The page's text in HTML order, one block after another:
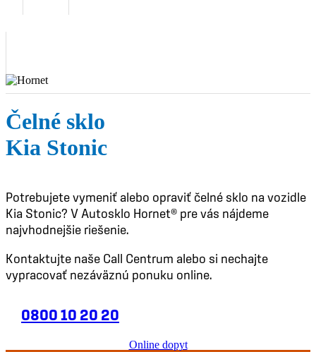
Čelné sklo
Kia Stonic
Potrebujete vymeniť alebo opraviť čelné sklo na vozidle
Kia Stonic? V Autosklo Hornet® pre vás nájdeme
najvhodnejšie riešenie.
Kontaktujte naše Call Centrum alebo si nechajte
vypracovať nezáväznú ponuku online.
0800 10 20 20
Online dopyt